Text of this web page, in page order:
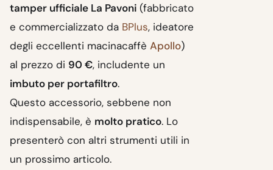
tamper ufficiale La Pavoni (fabbricato
e commercializzato da BPlus, ideatore
degli eccellenti macinacaffè Apollo)
al prezzo di 90 €, includente un
imbuto per portafiltro.
Questo accessorio, sebbene non
indispensabile, è molto pratico. Lo
presenterò con altri strumenti utili in
un prossimo articolo.